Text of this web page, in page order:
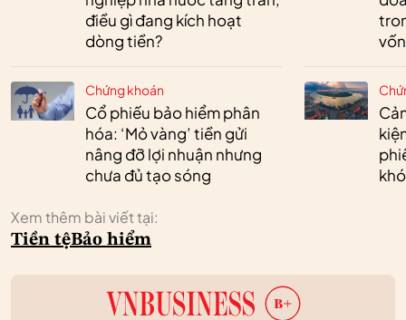
điều gì đang kích hoạt
dòng tiền?
Chứng khoán
Cổ phiếu bảo hiểm phân
hóa: ‘Mỏ vàng’ tiền gửi
nâng đỡ lợi nhuận nhưng
chưa đủ tạo sóng
vốn
Xem thêm bài viết tại:
Tiền tệBảo hiểm